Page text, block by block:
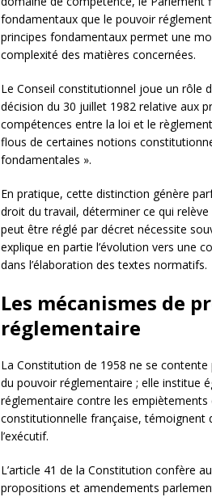
fondamentaux que le pouvoir
principes fondamentaux permet une
complexité des matières concernées.
Le Conseil constitutionnel joue un rôle
décision du 30 juillet 1982 relative aux
compétences entre la loi et le
flous de certaines notions
fondamentales ».
En pratique, cette distinction génère
droit du travail, déterminer ce qui
peut être réglé par décret nécessite
explique en partie l’évolution vers une
dans l’élaboration des textes normatifs.
Les mécanismes de
réglementaire
La Constitution de 1958 ne se
du pouvoir réglementaire ; elle institue
réglementaire contre les empiètements
constitutionnelle française, témoignent
l’exécutif.
L’article 41 de la Constitution confère
propositions et amendements